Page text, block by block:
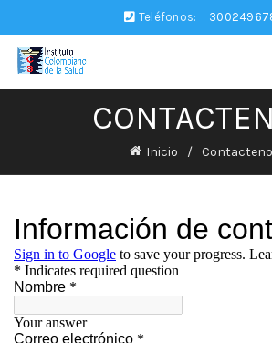
Teléfonos:
Inicio